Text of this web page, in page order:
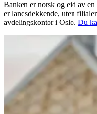
Banken er norsk og eid av
er landsdekkende, uten
avdelingskontor i Oslo. Du